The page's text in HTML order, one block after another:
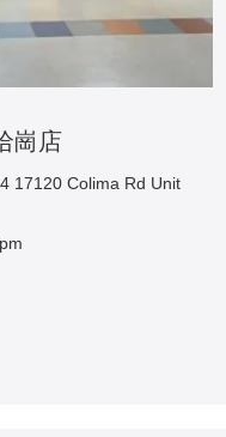
崗店
17120 Colima Rd Unit